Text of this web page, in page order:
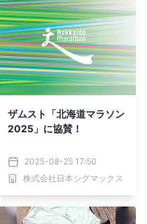
ザムスト「北海道マラソン
2025」に協賛！
2025-08-25 17:50
株式会社日本シグマックス